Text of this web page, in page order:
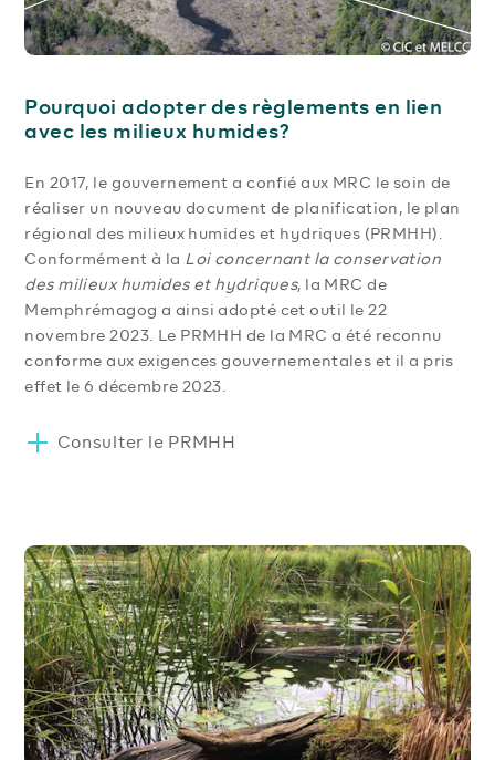
Pourquoi adopter des règlements en lien
avec les milieux humides?
En 2017, le gouvernement a confié aux MRC le soin de
réaliser un nouveau document de planification, le plan
régional des milieux humides et hydriques (PRMHH).
Conformément à la Loi concernant la conservation
des milieux humides et hydriques, la MRC de
Memphrémagog a ainsi adopté cet outil le 22
novembre 2023. Le PRMHH de la MRC a été reconnu
conforme aux exigences gouvernementales et il a pris
effet le 6 décembre 2023.
Consulter le PRMHH